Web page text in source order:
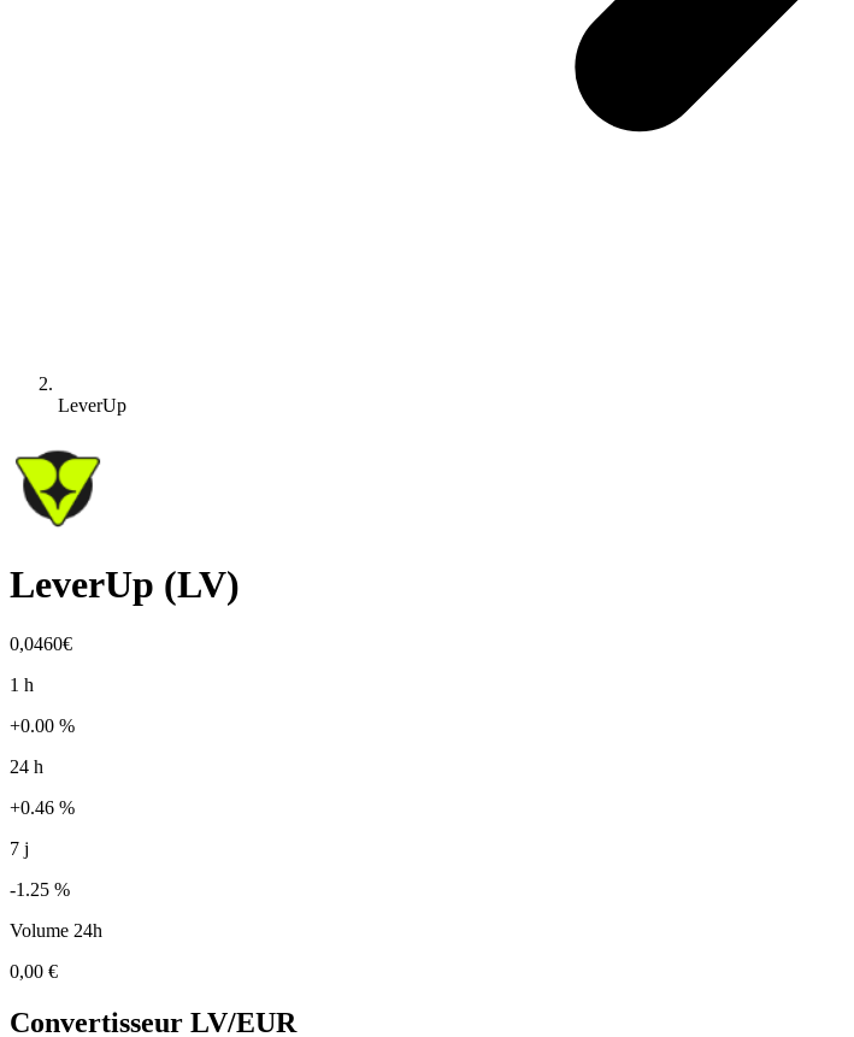
LeverUp
LeverUp (LV)
0,0460€
1 h
+0.00 %
24 h
+0.46 %
7 j
-1.25 %
Volume 24h
0,00 €
Convertisseur LV/EUR